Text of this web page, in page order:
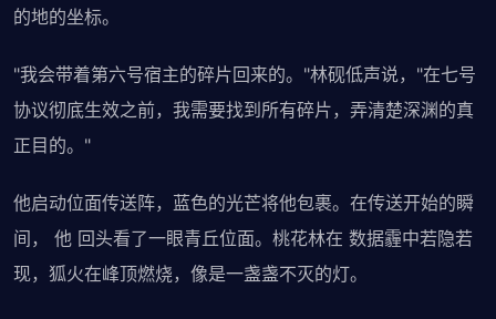
的地的坐标。
"我会带着第六号宿主的碎片回来的。"林砚低声说，"在七号
协议彻底生效之前，我需要找到所有碎片，弄清楚深渊的真
正目的。"
他启动位面传送阵，蓝色的光芒将他包裹。在传送开始的瞬
间， 他 回头看了一眼青丘位面。桃花林在 数据霾中若隐若
现，狐火在峰顶燃烧，像是一盏盏不灭的灯。